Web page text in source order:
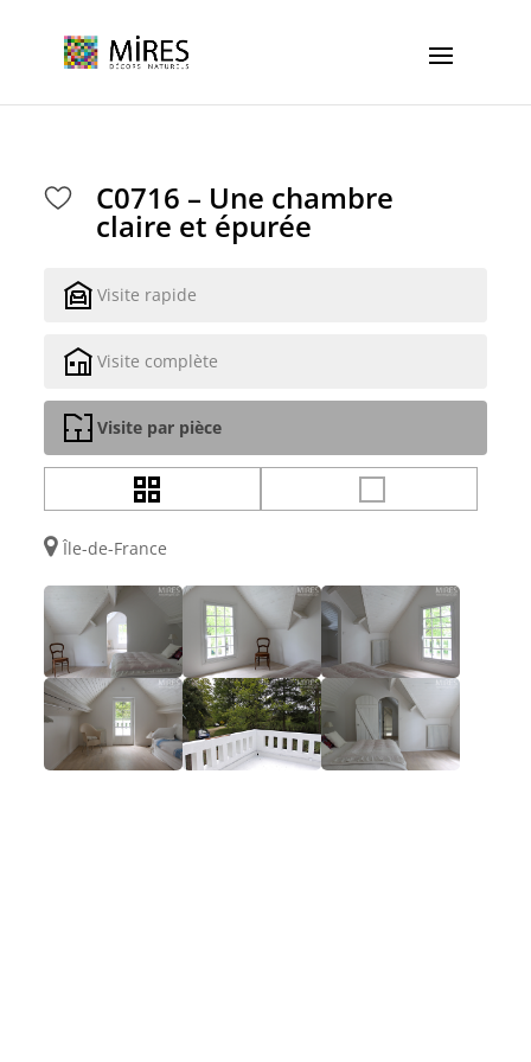
C0716 – Une chambre
claire et épurée
Visite rapide
Visite complète
Visite par pièce
Île-de-France